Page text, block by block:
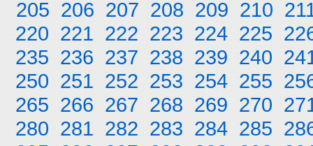
205 206 207 208 209 210
220 221 222 223 224 225
235 236 237 238 239 240
250 251 252 253 254 255
265 266 267 268 269 270
280 281 282 283 284 285